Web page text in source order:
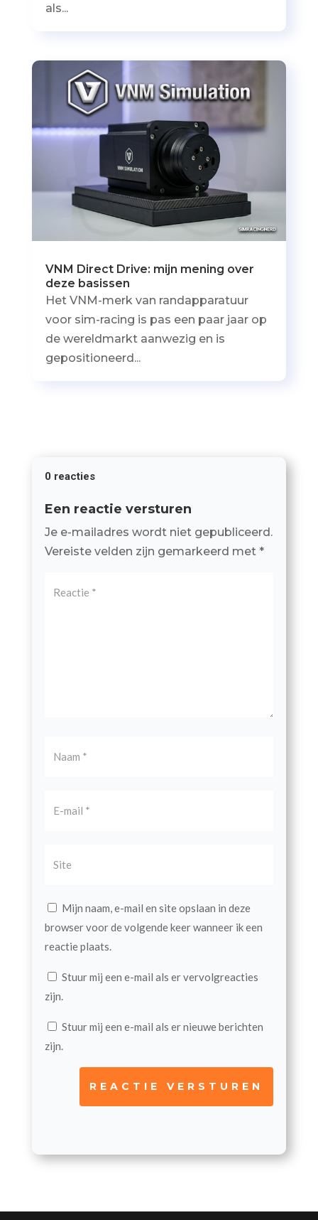
als...
VNM Direct Drive: mijn mening over
deze basissen
Het VNM-merk van randapparatuur
voor sim-racing is pas een paar jaar op
de wereldmarkt aanwezig en is
gepositioneerd...
0 reacties
Een reactie versturen
Je e-mailadres wordt niet gepubliceerd.
Vereiste velden zijn gemarkeerd met *
Mijn naam, e-mail en site opslaan in deze
browser voor de volgende keer wanneer ik een
reactie plaats.
Stuur mij een e-mail als er vervolgreacties
zijn.
Stuur mij een e-mail als er nieuwe berichten
zijn.
REACTIE VERSTUREN